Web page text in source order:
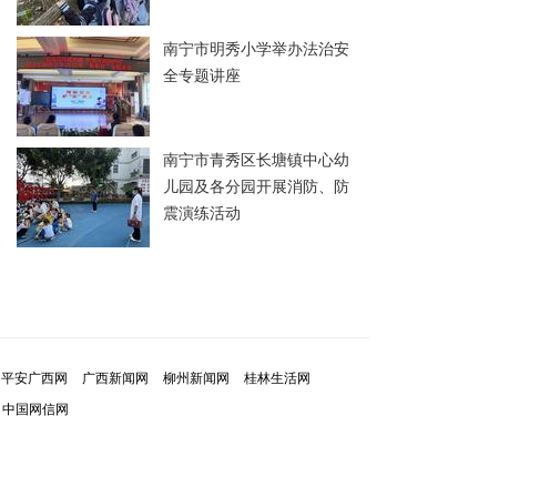
南宁市明秀小学举办法治安
全专题讲座
南宁市青秀区长塘镇中心幼
儿园及各分园开展消防、防
震演练活动
平安广西网 广西新闻网 柳州新闻网
桂林生活网
中国网信网